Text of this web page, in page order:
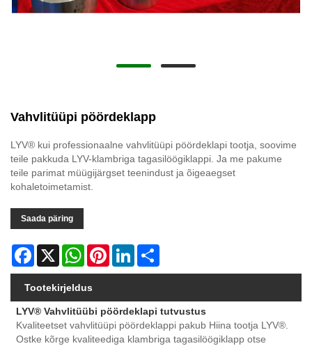
Vahvlitüüpi pöördeklapp
LYV® kui professionaalne vahvlitüüpi pöördeklapi tootja, soovime
teile pakkuda LYV-klambriga tagasilöögiklappi. Ja me pakume
teile parimat müügijärgset teenindust ja õigeaegset
kohaletoimetamist.
Saada päring
Facebook
X WhatsAppPinterestLinkedIn
Tootekirjeldus
LYV® Vahvlitüübi pöördeklapi tutvustus
Kvaliteetset vahvlitüüpi pöördeklappi pakub Hiina tootja LYV®.
Ostke kõrge kvaliteediga klambriga tagasilöögiklapp otse